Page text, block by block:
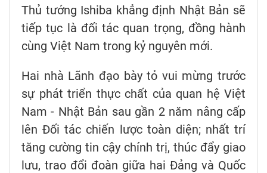
Thủ tướng Ishiba khẳng định Nhật Bản sẽ
tiếp tục là đối tác quan trọng, đồng hành
cùng Việt Nam trong kỷ nguyên mới.
Hai nhà Lãnh đạo bày tỏ vui mừng trước
sự phát triển thực chất của quan hệ Việt
Nam - Nhật Bản sau gần 2 năm nâng cấp
lên Đối tác chiến lược toàn diện; nhất trí
tăng cường tin cậy chính trị, thúc đẩy giao
lưu, trao đổi đoàn giữa hai Đảng và Quốc